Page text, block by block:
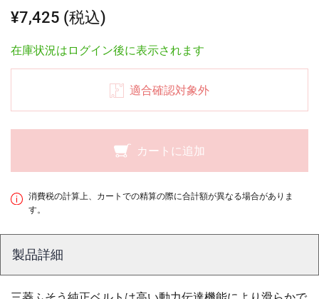
¥7,425 (税込)
在庫状況はログイン後に表示されます
適合確認対象外
カートに追加
消費税の計算上、カートでの精算の際に合計額が異なる場合がありま
す。
製品詳細